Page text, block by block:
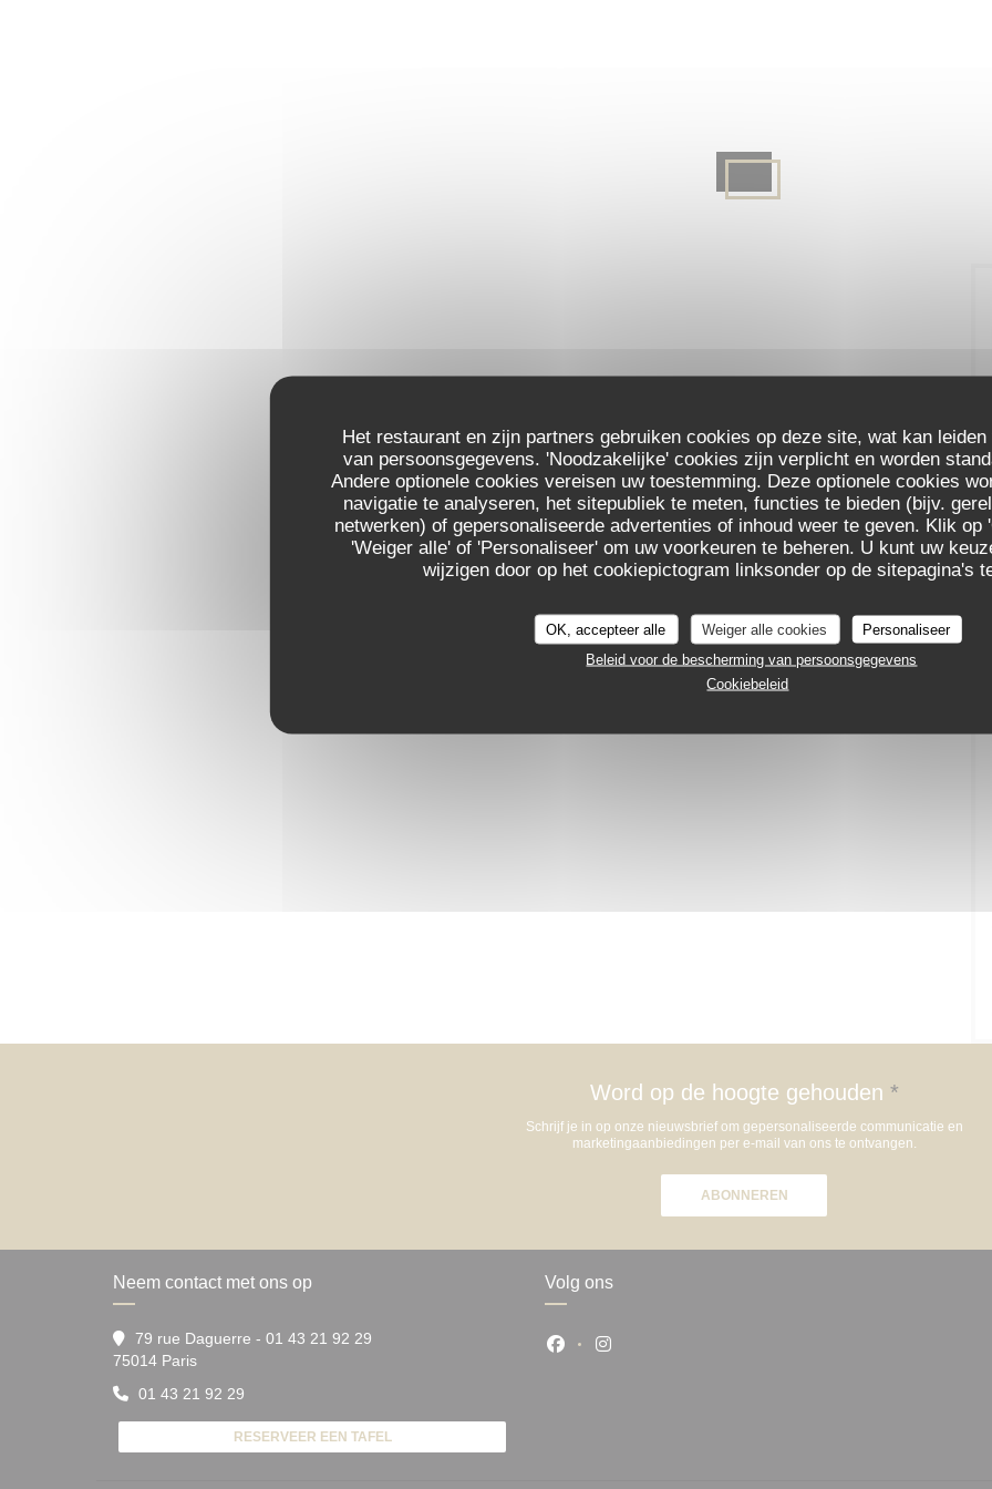
Het restaurant en zijn partners gebruiken cookies op deze site, wat kan
van persoonsgegevens. 'Noodzakelijke' cookies zijn verplicht en worden
Andere optionele cookies vereisen uw toestemming. Deze optionele cookies
navigatie te analyseren, het sitepubliek te meten, functies te bieden (bijv.
netwerken) of gepersonaliseerde advertenties of inhoud weer te geven. Klik op
'Weiger alle' of 'Personaliseer' om uw voorkeuren te beheren. U kunt uw
wijzigen door op het cookiepictogram linksonder op de sitepagina's
OK, accepteer alle Weiger alle cookies
Personaliseer
Beleid voor de bescherming van persoonsgegevens
Cookiebeleid
Word op de hoogte gehouden *
Schrijf je in op onze nieuwsbrief om gepersonaliseerde communicatie en
marketingaanbiedingen per e-mail van ons te ontvangen.
ABONNEREN
Neem contact met ons op
79 rue Daguerre - 01 43 21 92 29
75014 Paris((opent in een nieuw venster))
01 43 21 92 29
RESERVEER EEN TAFEL
Volg ons
Facebook ((opent in een nieuw venster))
Instagram ((opent in een nieuw venster))